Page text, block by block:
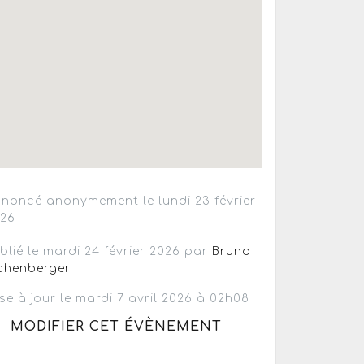
anonymement le lundi 23 février
le mardi 24 février 2026 par Bruno
à jour le mardi 7 avril 2026 à 02h08
MODIFIER CET ÉVÈNEMENT